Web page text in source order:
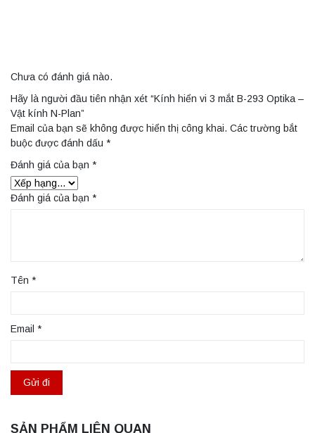
Chưa có đánh giá nào.
Hãy là người đầu tiên nhận xét “Kính hiển vi 3 mắt B-293 Optika –
Vật kính N-Plan”
Email của bạn sẽ không được hiển thị công khai. Các trường bắt
buộc được đánh dấu *
Đánh giá của bạn *
Đánh giá của bạn *
Tên *
Email *
SẢN PHẨM LIÊN QUAN